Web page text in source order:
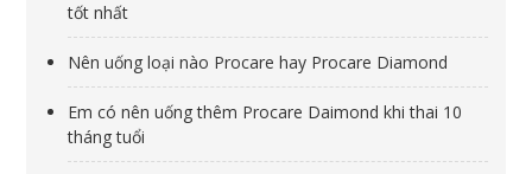
tốt nhất
Nên uống loại nào Procare hay Procare Diamond
Em có nên uống thêm Procare Daimond khi thai 10
tháng tuổi